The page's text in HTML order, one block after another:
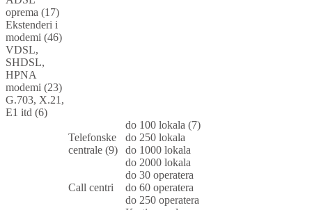
oprema (17)
Ekstenderi i
modemi (46)
VDSL,
SHDSL,
HPNA
modemi (23)
G.703, X.21,
E1 itd (6)
Telefonske
centrale (9)
do 100 lokala (7)
do 250 lokala
do 1000 lokala
do 2000 lokala
Call centri
do 30 operatera
do 60 operatera
do 250 operatera